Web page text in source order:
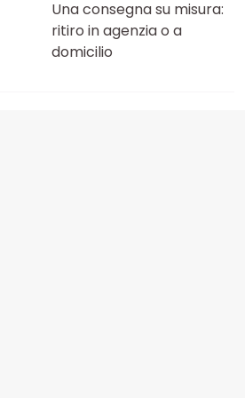
Una consegna su misura:
ritiro in agenzia o a
domicilio